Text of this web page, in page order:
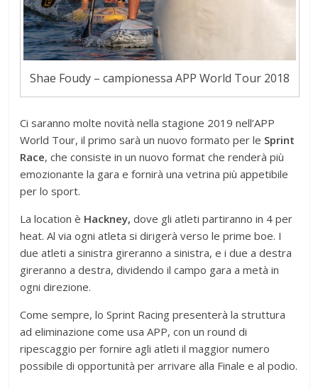
Shae Foudy – campionessa APP World Tour 2018
Ci saranno molte novità nella stagione 2019 nell’APP
World Tour, il primo sarà un nuovo formato per le Sprint
Race, che consiste in un nuovo format che renderà più
emozionante la gara e fornirà una vetrina più appetibile
per lo sport.
La location è Hackney, dove gli atleti partiranno in 4 per
heat. Al via ogni atleta si dirigerà verso le prime boe. I
due atleti a sinistra gireranno a sinistra, e i due a destra
gireranno a destra, dividendo il campo gara a metà in
ogni direzione.
Come sempre, lo Sprint Racing presenterà la struttura
ad eliminazione come usa APP, con un round di
ripescaggio per fornire agli atleti il ​​maggior numero
possibile di opportunità per arrivare alla Finale e al podio.